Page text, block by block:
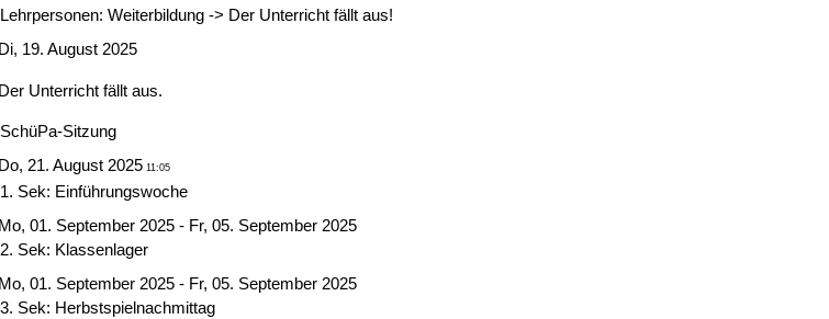
Lehrpersonen: Weiterbildung -> Der Unterricht fällt aus!
19. August 2025
Unterricht fällt aus.
SchüPa-Sitzung
21. August 2025 11:05
1. Sek: Einführungswoche
01. September 2025 - Fr, 05. September 2025
2. Sek: Klassenlager
01. September 2025 - Fr, 05. September 2025
3. Sek: Herbstspielnachmittag